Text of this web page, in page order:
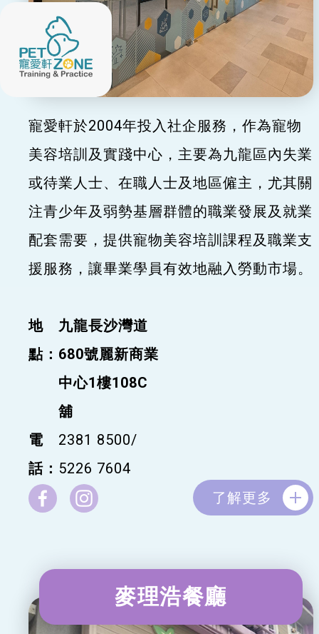
寵愛軒於2004年投入社企服務，作為寵物
美容培訓及實踐中心，主要為九龍區內失業
或待業人士、在職人士及地區僱主，尤其關
注青少年及弱勢基層群體的職業發展及就業
配套需要，提供寵物美容培訓課程及職業支
援服務，讓畢業學員有效地融入勞動市場。
地
點：
九龍長沙灣道
680號麗新商業
中心1樓108C
舖
電
話：
2381 8500/
5226 7604
了解更多
麥理浩餐廳